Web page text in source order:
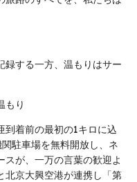
録する一方、温もりはサー
もり
到着前の最初の1キロに込
駐車場を無料開放し、ネ
スが、一万の言葉の歓迎よ
北京大興空港が連携し「第